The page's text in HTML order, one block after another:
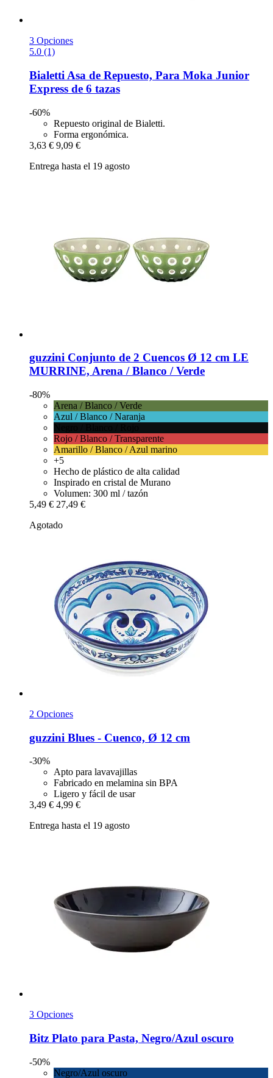
3 Opciones
5.0 (1)
Bialetti Asa de Repuesto, Para Moka Junior
Express de 6 tazas
-60%
Repuesto original de Bialetti.
Forma ergonómica.
3,63 € 9,09 €
Entrega hasta el 19 agosto
guzzini Conjunto de 2 Cuencos Ø 12 cm LE
MURRINE, Arena / Blanco / Verde
-80%
Arena / Blanco / Verde
Azul / Blanco / Naranja
Rojo / Blanco / Transparente
Amarillo / Blanco / Azul marino
+5
Hecho de plástico de alta calidad
Inspirado en cristal de Murano
Volumen: 300 ml / tazón
5,49 € 27,49 €
Agotado
2 Opciones
guzzini Blues -​ Cuenco, Ø 12 cm
-30%
Apto para lavavajillas
Fabricado en melamina sin BPA
Ligero y fácil de usar
3,49 € 4,99 €
Entrega hasta el 19 agosto
3 Opciones
Bitz Plato para Pasta, Negro/Azul oscuro
-50%
Negro/Azul oscuro